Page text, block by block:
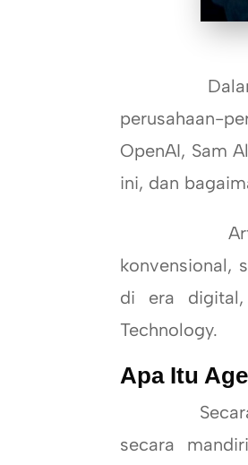
Dalam
perusahaan-
OpenAI, Sam
ini, dan
Artikel
konvensional,
di era digital,
Technology.
Apa Itu
Secara
secara